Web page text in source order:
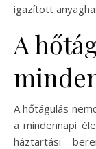
igazított
A
A hőtágulás
a mindennapi
háztartási